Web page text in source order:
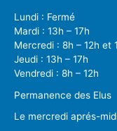
Lundi : Fermé
Mardi : 13h – 17h
Mercredi : 8h – 12h et
Jeudi : 13h – 17h
Vendredi : 8h – 12h
Permanence des Elus
Le mercredi aprés-